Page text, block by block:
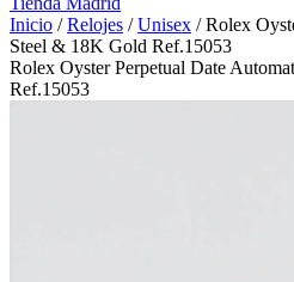
Inicio /Relojes /Unisex / Rolex
Steel & 18K Gold Ref.15053
Rolex Oyster Perpetual Date
Ref.15053